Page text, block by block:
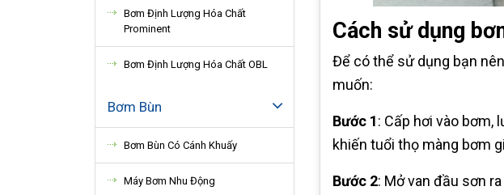
Bơm Định Lượng Hóa Chất
Prominent
Bơm Định Lượng Hóa Chất OBL
Bơm Bùn
Bơm Bùn Có Cánh Khuấy
Máy Bơm Nhu Động
Cách sử dụng
Để có thể sử dụng bạn
muốn:
Bước 1: Cấp hơi vào bơm,
khiến tuổi thọ màng bơm
Bước 2: Mở van đầu sơn